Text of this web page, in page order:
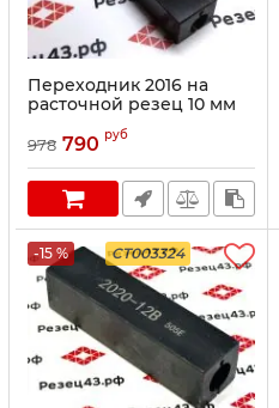
Переходник 2016 на
расточной резец 10 мм
978 790 руб
-15 % CT003324